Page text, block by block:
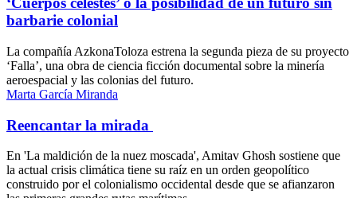
barbarie colonial
La compañía AzkonaToloza estrena la segunda pieza de su proyecto
‘Falla’, una obra de ciencia ficción documental sobre la minería
aeroespacial y las colonias del futuro.
Marta García Miranda
Reencantar la mirada
En 'La maldición de la nuez moscada', Amitav Ghosh sostiene que
la actual crisis climática tiene su raíz en un orden geopolítico
construido por el colonialismo occidental desde que se afianzaron